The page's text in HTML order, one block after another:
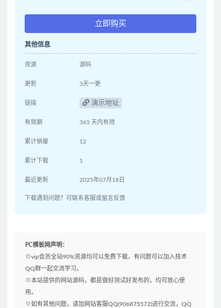
立即购买
其他信息
资源 源码
更新 3天一更
链接 演示地址
有效期 365 天内有效
累计销量 12
累计下载 1
最近更新 2025年07月18日
下载遇到问题？可联系客服或留言反馈
PC模板网声明：
☉vip会员全站90%资源均可以免费下载，有问题可以加入技术
QQ群一起交流学习。
☉本站提供的网站源码，都是做好测试好发布的，均可放心使
用。
☉如有其他问题，请加网站客服QQ(906875572)进行交流，QQ